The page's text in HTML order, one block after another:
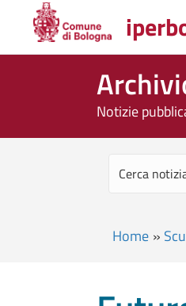
Notizie
Home »